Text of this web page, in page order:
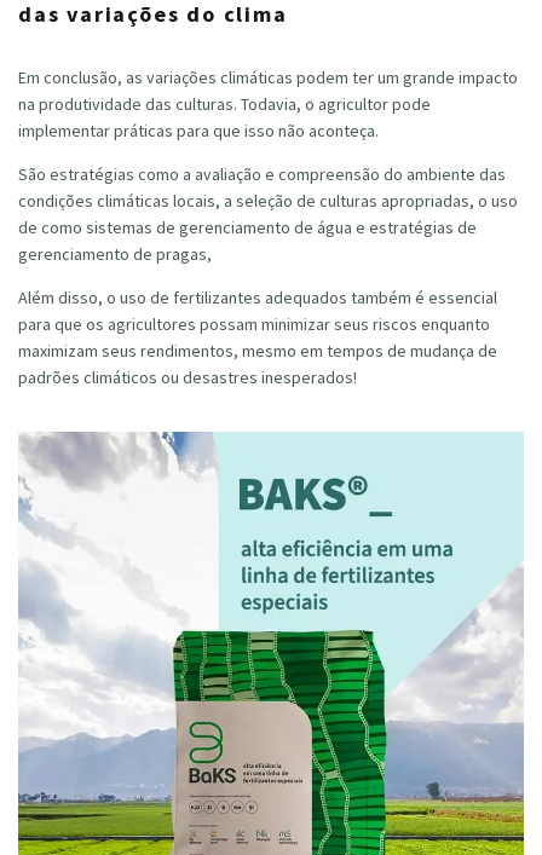
das variações do clima
Em conclusão, as variações climáticas podem ter um grande impacto
na produtividade das culturas. Todavia, o agricultor pode
implementar práticas para que isso não aconteça.
São estratégias como a avaliação e compreensão do ambiente das
condições climáticas locais, a seleção de culturas apropriadas, o uso
de como sistemas de gerenciamento de água e estratégias de
gerenciamento de pragas,
Além disso, o uso de fertilizantes adequados também é essencial
para que os agricultores possam minimizar seus riscos enquanto
maximizam seus rendimentos, mesmo em tempos de mudança de
padrões climáticos ou desastres inesperados!